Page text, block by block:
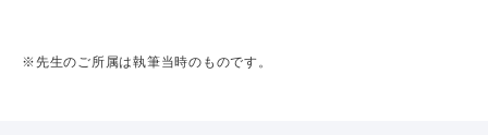
※先生のご所属は執筆当時のものです。